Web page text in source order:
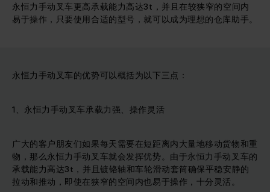
永恒力手动叉车更高承载能力高达3t，并且在较狭窄的空间内
易于操作，只要使用合适的型号，就可以成为理想的仓库助手。
永恒力手动叉车的优势可以概括为以下三点：
1、永恒力手动叉车承载力强、操作灵活
广大的客户朋友们如果每天需要在短距离内大量地移动货物和重
物，那么永恒力手动叉车就会发挥优势。由于永恒力手动叉车的
承载能力高达3t，并且镀铬轴和车轮滑动套筒确保平稳安静的
拉动和推动，即使在狭窄的空间内也易于操作，十分灵活。